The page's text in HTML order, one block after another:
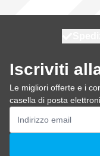
Iscriviti
Le migliori offerte e i
casella di posta
Indirizzo email